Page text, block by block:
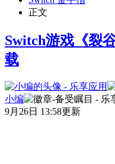
正文
Switch游戏《裂
载
小编
9月26日 13:58更新